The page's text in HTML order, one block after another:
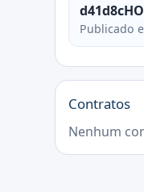
Publicado
Contratos
Nenhum